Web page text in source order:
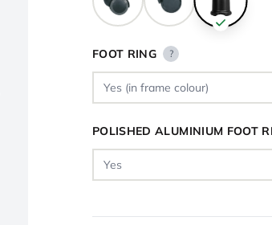
FOOT RING ?
POLISHED ALUMINIUM FOOT